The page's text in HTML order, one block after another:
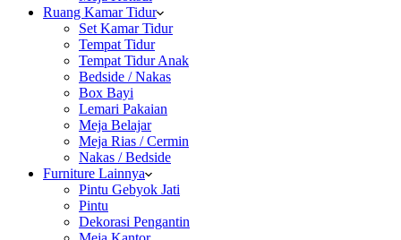
Ruang Kamar Tidur
Set Kamar Tidur
Tempat Tidur
Tempat Tidur Anak
Bedside / Nakas
Box Bayi
Lemari Pakaian
Meja Belajar
Meja Rias / Cermin
Nakas / Bedside
Furniture Lainnya
Pintu Gebyok Jati
Pintu
Dekorasi Pengantin